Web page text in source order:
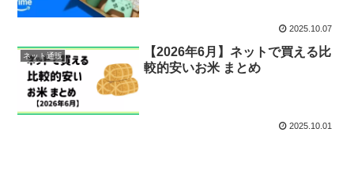
2025.10.07
ネット通販
【2026年6月】ネットで買える比
較的安いお米 まとめ
2025.10.01